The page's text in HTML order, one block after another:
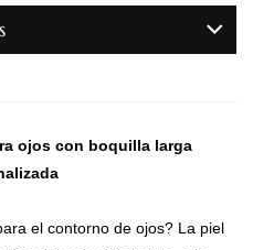
ojos con boquilla larga
el contorno de ojos? La piel